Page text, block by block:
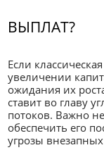
ВЫПЛАТ?
Если
увеличении
ожидания их
ставит во главу
потоков. Важно
обеспечить его
угрозы